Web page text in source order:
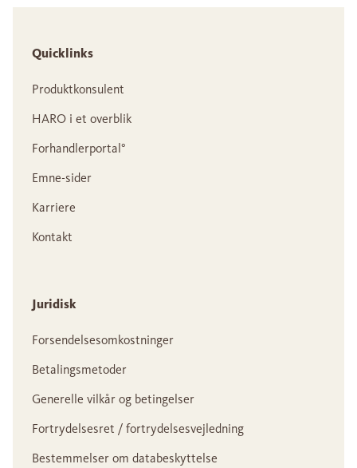
Quicklinks
Produktkonsulent
HARO i et overblik
Forhandlerportal°
Emne-sider
Karriere
Kontakt
Juridisk
Forsendelsesomkostninger
Betalingsmetoder
Generelle vilkår og betingelser
Fortrydelsesret / fortrydelsesvejledning
Bestemmelser om databeskyttelse